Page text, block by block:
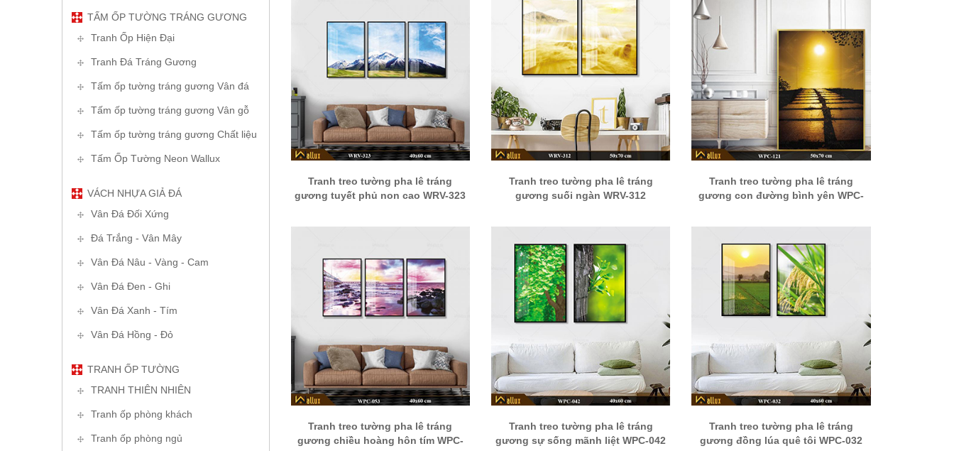
TẤM ỐP TƯỜNG TRÁNG GƯƠNG
Tranh Ốp Hiện Đại
Tranh Đá Tráng Gương
Tấm ốp tường tráng gương Vân đá
Tấm ốp tường tráng gương Vân gỗ
Tấm ốp tường tráng gương Chất liệu
Tấm Ốp Tường Neon Wallux
VÁCH NHỰA GIẢ ĐÁ
Vân Đá Đối Xứng
Đá Trắng - Vân Mây
Vân Đá Nâu - Vàng - Cam
Vân Đá Đen - Ghi
Vân Đá Xanh - Tím
Vân Đá Hồng - Đỏ
TRANH ỐP TƯỜNG
TRANH THIÊN NHIÊN
Tranh ốp phòng khách
Tranh ốp phòng ngủ
Tranh treo tường pha lê tráng
gương tuyết phủ non cao WRV-323
Tranh treo tường pha lê tráng
gương suối ngàn WRV-312
Tranh treo tường pha lê tráng
gương con đường bình yên WPC-
Tranh treo tường pha lê tráng
gương chiều hoàng hôn tím WPC-
Tranh treo tường pha lê tráng
gương sự sống mãnh liệt WPC-042
Tranh treo tường pha lê tráng
gương đồng lúa quê tôi WPC-032